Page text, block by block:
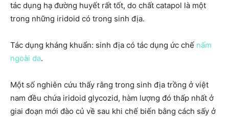
tác dụng hạ đường huyết rất tốt, do chất catapol là một
trong những iridoid có trong sinh địa.
Tác dụng kháng khuẩn: sinh địa có tác dụng ức chế nấm
ngoài da.
Một số nghiên cứu thấy rằng trong sinh địa trồng ở việt
nam đều chứa iridoid glycozid, hàm lượng đó thấp nhất ở
giai đoạn mới đào củ về sau khi chế biến bằng cách sấy ở